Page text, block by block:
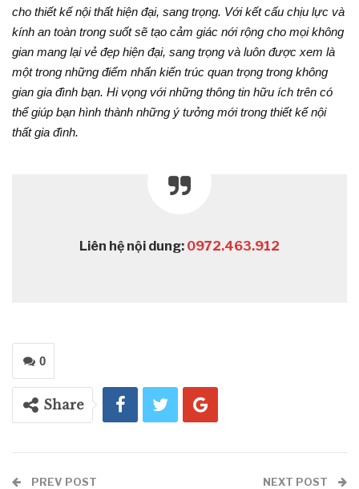
cho thiết kế nội thất hiện đại, sang trọng. Với kết cấu chịu lực và
kính an toàn trong suốt sẽ tạo cảm giác nới rộng cho mọi không
gian mang lại vẻ đẹp hiện đại, sang trọng và luôn được xem là
một trong những điểm nhấn kiến trúc quan trọng trong không
gian gia đình bạn. Hi vọng với những thông tin hữu ích trên có
thể giúp bạn hình thành những ý tưởng mới trong thiết kế nội
thất gia đình.
Liên hệ nội dung: 0972.463.912
0
Share
PREV POST NEXT POST